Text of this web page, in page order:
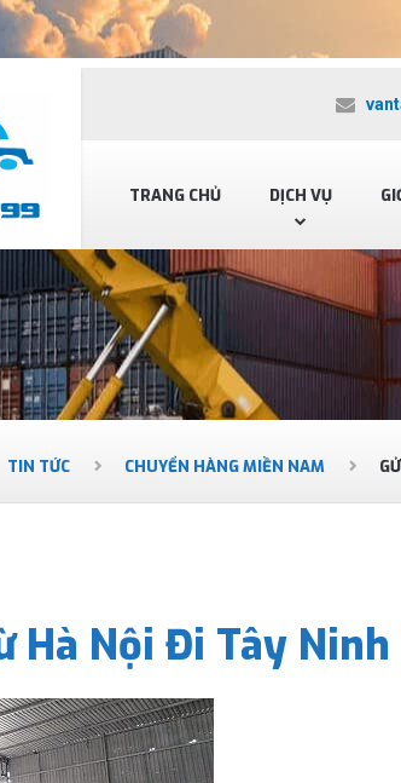
TRANG CHỦ DỊCH VỤ
TIN TỨC CHUYỂN HÀNG MIỀN NAM
Hà Nội Đi Tây